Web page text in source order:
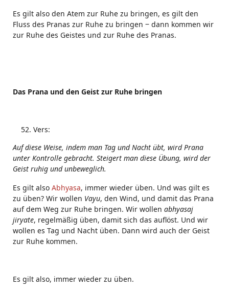
Es gilt also den Atem zur Ruhe zu bringen, es gilt den
Fluss des Pranas zur Ruhe zu bringen ‒ dann kommen wir
zur Ruhe des Geistes und zur Ruhe des Pranas.
Das Prana und den Geist zur Ruhe bringen
Vers:
Auf diese Weise, indem man Tag und Nacht übt, wird Prana
unter Kontrolle gebracht. Steigert man diese Übung, wird der
Geist ruhig und unbeweglich.
Es gilt also Abhyasa, immer wieder üben. Und was gilt es
zu üben? Wir wollen Vayu, den Wind, und damit das Prana
auf dem Weg zur Ruhe bringen. Wir wollen abhyasaj
jiryate, regelmäßig üben, damit sich das auflöst. Und wir
wollen es Tag und Nacht üben. Dann wird auch der Geist
zur Ruhe kommen.
Es gilt also, immer wieder zu üben.